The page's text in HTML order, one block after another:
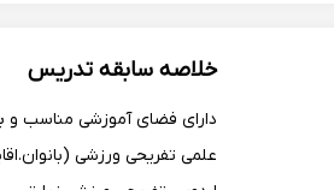
خلاصه سابقه تدریس
دارای فضای آموزشی مناسب و
علمی تفریحی ورزشی